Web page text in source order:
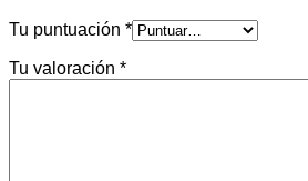
Tu puntuación *
Tu valoración *